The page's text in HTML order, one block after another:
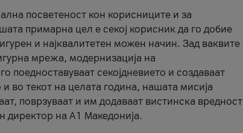
посветеност кон корисниците и за
примарна цел е секој корисник да го добие
и најквалитетен можен начин. Зад ваквите
мрежа, модернизација на
поедноставуваат секојдневието и создаваат
во текот на целата година, нашата мисија
поврзуваат и им додаваат вистинска вредност
директор на А1 Македонија.